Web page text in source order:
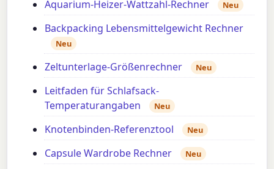
Aquarium-Heizer-Wattzahl-Rechner Neu
Backpacking Lebensmittelgewicht Rechner
Neu
Zeltunterlage-Größenrechner Neu
Leitfaden für Schlafsack-
Temperaturangaben
Neu
Knotenbinden-Referenztool Neu
Capsule Wardrobe Rechner Neu